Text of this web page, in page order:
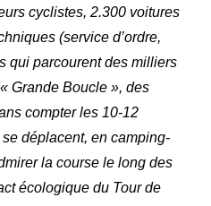
cyclistes, 2.300 voitures
(service d’ordre,
qui parcourent des milliers
Grande Boucle », des
compter les 10-12
déplacent, en camping-
la course le long des
écologique du Tour de